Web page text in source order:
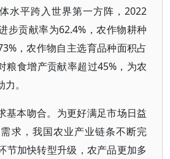
水平跨入世界第一方阵，2022
步贡献率为62.4%，农作物耕种
，农作物自主选育品种面积占
粮食增产贡献率超过45%，为农
。
基本吻合。为更好满足市场日益
求，我国农业产业链条不断完
节加快转型升级，农产品更加多